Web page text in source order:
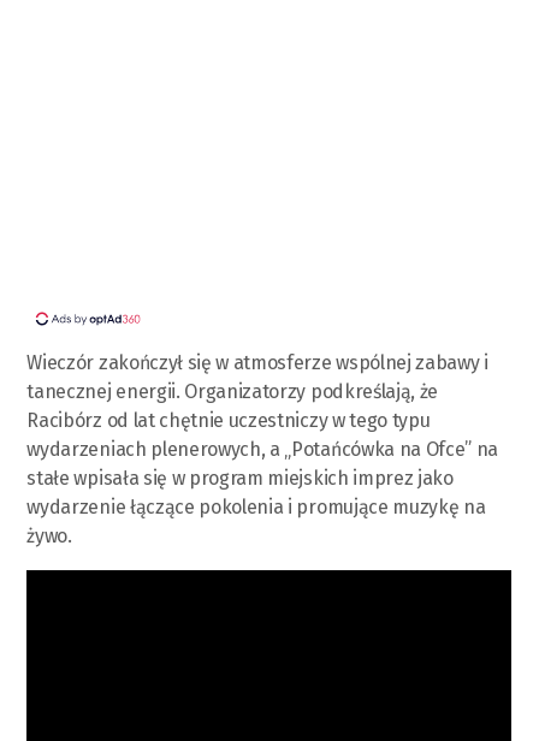
Wieczór zakończył się w atmosferze wspólnej zabawy i
tanecznej energii. Organizatorzy podkreślają, że
Racibórz od lat chętnie uczestniczy w tego typu
wydarzeniach plenerowych, a „Potańcówka na Ofce” na
stałe wpisała się w program miejskich imprez jako
wydarzenie łączące pokolenia i promujące muzykę na
żywo.